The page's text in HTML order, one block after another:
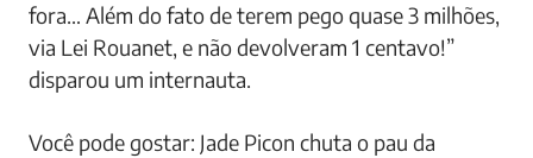
fora… Além do fato de terem pego quase 3 milhões,
via Lei Rouanet, e não devolveram 1 centavo!”
disparou um internauta.
Você pode gostar: Jade Picon chuta o pau da